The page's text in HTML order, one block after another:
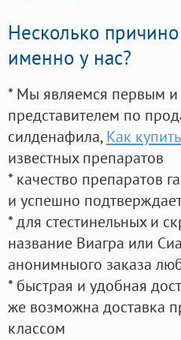
Несколько
именно у нас?
* Мы являемся первым и
представителем по
силденафила, Как
известных препаратов
* качество препаратов
и успешно
* для стестинельных и
название Виагра или
анонимныого заказа
* быстрая и удобная
же возможна доставка
классом